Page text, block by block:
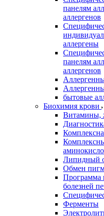
панелям
аллергенов
аллергены
панелям
аллергенов
бытовые
Биохимия крови
Витамины,
Липидный
Обмен
Программа
болезней
Ферменты